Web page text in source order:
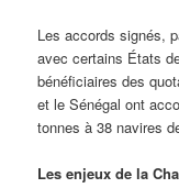
Les accords signés,
avec certains États
bénéficiaires des
et le Sénégal ont
tonnes à 38 navires
Les enjeux de la